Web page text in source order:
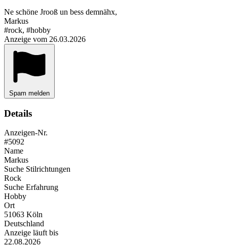
Ne schöne Jrooß un bess demnähx,
Markus
#rock, #hobby
Anzeige vom 26.03.2026
Spam melden
Details
Anzeigen-Nr.
#5092
Name
Markus
Suche Stilrichtungen
Rock
Suche Erfahrung
Hobby
Ort
51063 Köln
Deutschland
Anzeige läuft bis
22.08.2026